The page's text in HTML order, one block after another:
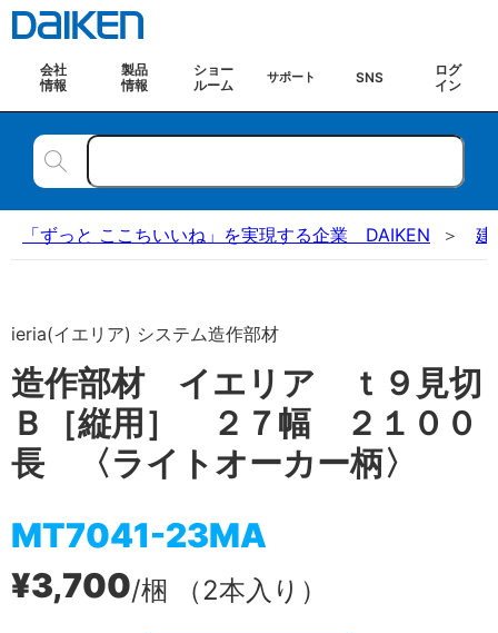
会社
情報
製品
情報
ショー
ルーム
サポート SNS
ログ
イン
「ずっと ここちいいね」を実現する企業 DAIKEN 建
ieria(イエリア) システム造作部材
造作部材 イエリア ｔ９見切
Ｂ［縦用］ ２７幅 ２１００
長 〈ライトオーカー柄〉
MT7041-23MA
¥3,700/梱 （2本入り）